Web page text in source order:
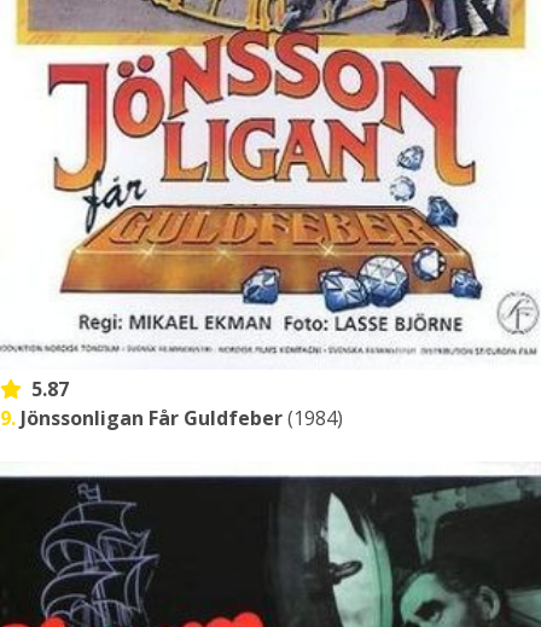
5.87
9. Jönssonligan Får Guldfeber(1984)